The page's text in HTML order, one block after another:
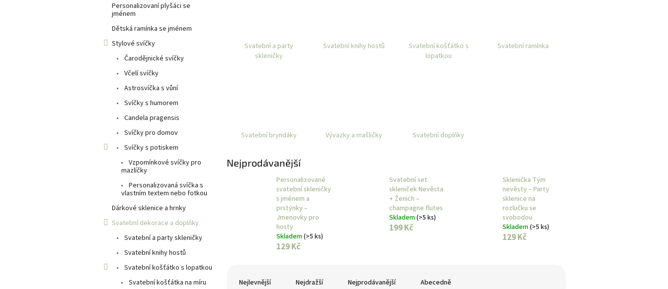
Personalizovaní plyšáci se
jménem
Dětská ramínka se jménem
Stylové svíčky
Čarodějnické svíčky
Včelí svíčky
Astrosvíčka s vůní
Svíčky s humorem
Candela pragensis
Svíčky pro domov
Svíčky s potiskem
Vzpomínkové svíčky pro
mazlíčky
Personalizovaná svíčka s
vlastním textem nebo fotkou
Dárkové sklenice a hrnky
Svatební dekorace a doplňky
Svatební a party skleničky
Svatební knihy hostů
Svatební košťátko s lopatkou
Svatební košťátka na míru
Svatební a party
skleničky
Svatební knihy hostů
Svatební košťátko s
lopatkou
Svatební ramínka
Svatební bryndáky Vývazky a mašličky Svatební doplňky
Nejprodávanější
Personalizované
svatební skleničky
s jménem a
prstýnky –
Jmenovky pro
hosty
Skladem(>5 ks)
129 Kč
Svatební set
skleniček Nevěsta
+ Ženich –
champagne flutes
Skladem(>5 ks)
199 Kč
Sklenička Tým
nevěsty – Party
sklenice na
rozlučku se
svobodou
Skladem(>5 ks)
129 Kč
Nejlevnější Nejdražší Nejprodávanější Abecedně